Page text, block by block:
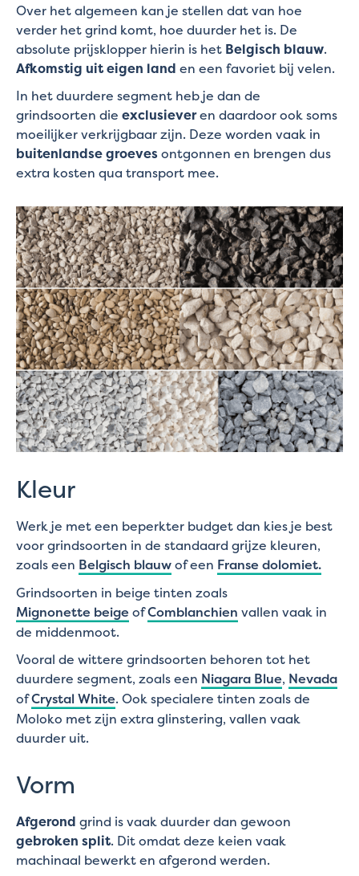
Over het algemeen kan je stellen dat van hoe
verder het grind komt, hoe duurder het is. De
absolute prijsklopper hierin is het Belgisch blauw.
Afkomstig uit eigen land en een favoriet bij velen.
In het duurdere segment heb je dan de
grindsoorten die exclusieveren daardoor ook soms
moeilijker verkrijgbaar zijn. Deze worden vaak in
buitenlandse groevesontgonnen en brengen dus
extra kosten qua transport mee.
Kleur
Werk je met een beperkter budget dan kies je best
voor grindsoorten in de standaard grijze kleuren,
zoals een Belgisch blauwof een Franse dolomiet.
Grindsoorten in beige tinten zoals
Mignonette beige ofComblanchien vallen vaak in
de middenmoot.
Vooral de wittere grindsoorten behoren tot het
duurdere segment, zoals een Niagara Blue, Nevada
ofCrystal White. Ook specialere tinten zoals de
Moloko met zijn extra glinstering, vallen vaak
duurder uit.
Vorm
Afgerond grind is vaak duurder dan gewoon
gebroken split. Dit omdat deze keien vaak
machinaal bewerkt en afgerond werden.